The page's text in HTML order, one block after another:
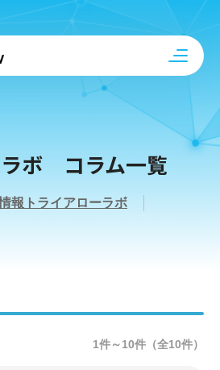
ラボ コラム一覧
報トライアローラボ
1件～10件（全10件）